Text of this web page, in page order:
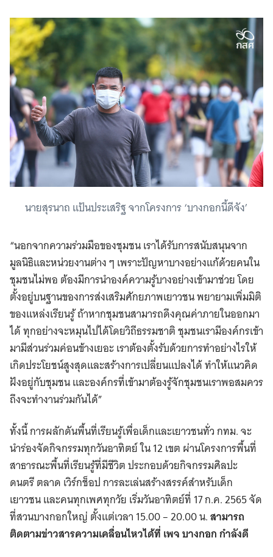
นายสุรนาถ แป้นประเสริฐ จากโครงการ ‘บางกอกนี้ดีจัง’
“นอกจากความร่วมมือของชุมชน เราได้รับการสนับสนุนจาก
มูลนิธิและหน่วยงานต่าง ๆ เพราะปัญหาบางอย่างแก้ด้วยคนใน
ชุมชนไม่พอ ต้องมีการนำองค์ความรู้บางอย่างเข้ามาช่วย โดย
ตั้งอยู่บนฐานของการส่งเสริมศักยภาพเยาวชน พยายามเพิ่มมิติ
ของแหล่งเรียนรู้ ถ้าหากชุมชนสามารถดึงคุณค่าภายในออกมา
ได้ ทุกอย่างจะหมุนไปได้โดยวิถีธรรมชาติ ชุมชนเรามีองค์กรเข้า
มามีส่วนร่วมค่อนข้างเยอะ เราต้องตั้งรับด้วยการทำอย่างไรให้
เกิดประโยชน์สูงสุดและสร้างการเปลี่ยนแปลงได้ ทำให้แนวคิด
ฝังอยู่กับชุมชน และองค์กรที่เข้ามาต้องรู้จักชุมชนเราพอสมควร
ถึงจะทำงานร่วมกันได้”
ทั้งนี้ การผลักดันพื้นที่เรียนรู้เพื่อเด็กและเยาวชนทั่ว กทม. จะ
นำร่องจัดกิจกรรมทุกวันอาทิตย์ ใน 12 เขต ผ่านโครงการพื้นที่
สาธารณะพื้นที่เรียนรู้ที่มีชีวิต ประกอบด้วยกิจกรรมศิลปะ
ดนตรี ตลาด เวิร์กช็อป การละเล่นสร้างสรรค์สำหรับเด็ก
เยาวชน และคนทุกเพศทุกวัย เริ่มวันอาทิตย์ที่ 17 ก.ค. 2565 จัด
ที่สวนบางกอกใหญ่ ตั้งแต่เวลา 15.00 – 20.00 น.สามารถ
ติดตามข่าวสารความเคลื่อนไหวได้ที่ เพจ บางกอก กำลังดี